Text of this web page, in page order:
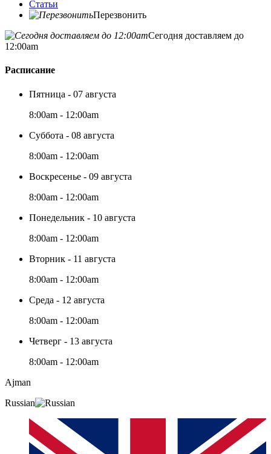
Статьи
Перезвонить
Сегодня доставляем до
12:00am
Расписание
Пятница - 07 августа
8:00am - 12:00am
Суббота - 08 августа
8:00am - 12:00am
Воскресенье - 09 августа
8:00am - 12:00am
Понедельник - 10 августа
8:00am - 12:00am
Вторник - 11 августа
8:00am - 12:00am
Среда - 12 августа
8:00am - 12:00am
Четверг - 13 августа
8:00am - 12:00am
Ajman
Russian